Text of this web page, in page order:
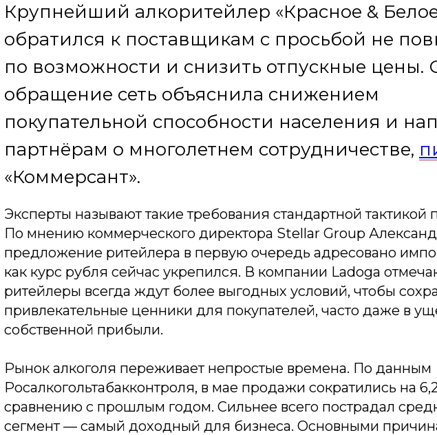
Крупнейший алкоритейлер «Красное &
обратился к поставщикам с просьбой не
по возможности и снизить отпускные цены.
обращение сеть объяснила снижением
покупательной способности населения и
партнёрам о многолетнем сотрудничестве,
«Коммерсант».
Эксперты называют такие требования стандартной тактикой
По мнению коммерческого директора Stellar Group
предложение ритейлера в первую очередь адресовано
как курс рубля сейчас укрепился. В компании Ladoga
ритейлеры всегда ждут более выгодных условий, чтобы
привлекательные ценники для покупателей, часто даже в
собственной прибыли.
Рынок алкоголя переживает непростые времена. По данным
Росалкогольтабакконтроля, в мае продажи сократились на
сравнению с прошлым годом. Сильнее всего пострадал
сегмент — самый доходный для бизнеса. Основными